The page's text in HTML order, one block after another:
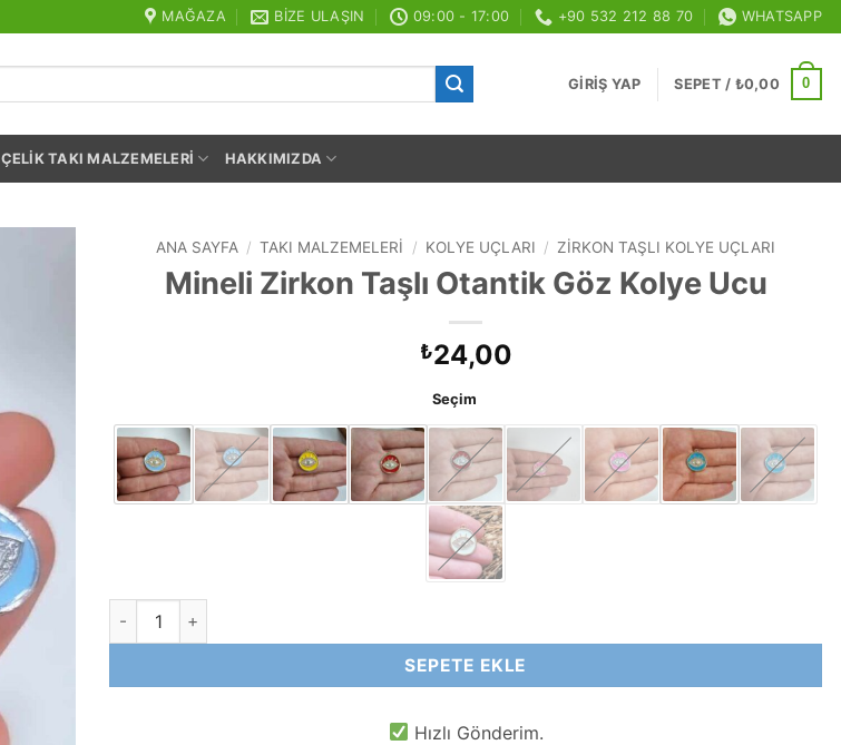
MAĞAZA BIZE ULAŞIN 09:00 - 17:00 +90 532 212 88 70 WHATSAPP
GIRIŞ YAP SEPET / ₺0,00 0
ÇELIK TAKI MALZEMELERI HAKKIMIZDA
ANA SAYFA / TAKI MALZEMELERI / KOLYE UÇLARI / ZIRKON TAŞLI KOLYE UÇLARI
Mineli Zirkon Taşlı Otantik Göz Kolye Ucu
₺24,00
Seçim
Mineli Zirkon Taşlı Otantik Göz Kolye Ucu adet
SEPETE EKLE
Hızlı Gönderim.